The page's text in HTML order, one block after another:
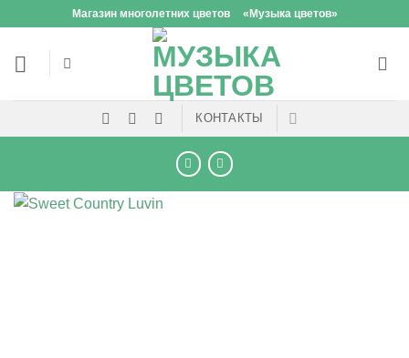
content
Магазин многолетних цветов «Музыка цветов»
КОНТАКТЫ